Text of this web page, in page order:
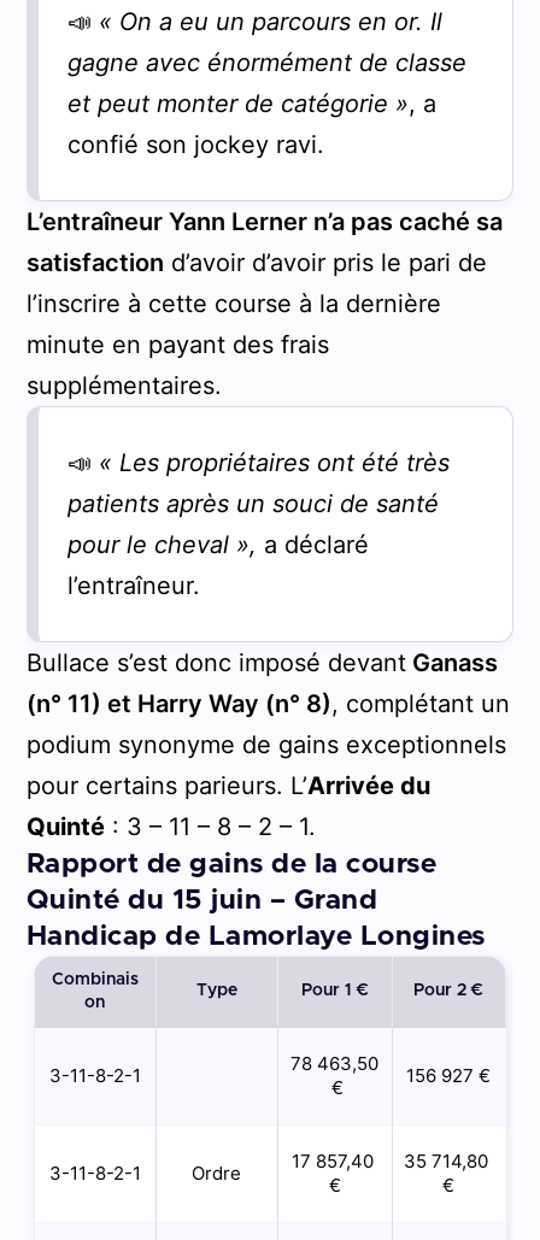
📣 « On a eu un parcours en or. Il
gagne avec énormément de classe
et peut monter de catégorie », a
confié son jockey ravi.
L’entraîneur Yann Lerner n’a pas caché sa
satisfaction d’avoir d’avoir pris le pari de
l’inscrire à cette course à la dernière
minute en payant des frais
supplémentaires.
📣 « Les propriétaires ont été très
patients après un souci de santé
pour le cheval », a déclaré
l’entraîneur.
Bullace s’est donc imposé devantGanass
(n° 11) et Harry Way (n° 8), complétant un
podium synonyme de gains exceptionnels
pour certains parieurs. L’Arrivée du
Quinté: 3 – 11 – 8 – 2 – 1.
Rapport de gains de la course
Quinté du 15 juin – Grand
Handicap de Lamorlaye Longines
Combinais
on
Type Pour 1 € Pour 2 €
3-11-8-2-1
78 463,50
€
156 927 €
3-11-8-2-1 Ordre
17 857,40
€
35 714,80
€